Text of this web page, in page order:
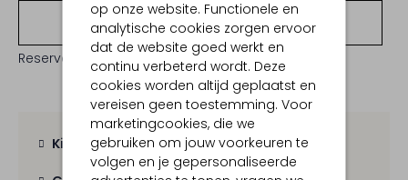
op onze website. Functionele en
analytische cookies zorgen ervoor
dat de website goed werkt en
continu verbeterd wordt. Deze
cookies worden altijd geplaatst en
vereisen geen toestemming. Voor
marketingcookies, die we
gebruiken om jouw voorkeuren te
volgen en je gepersonaliseerde
Bekijk winkelvoorraad
Reserveer direct in een van onze 19 boutiques
Kies zelf je bezorgmoment